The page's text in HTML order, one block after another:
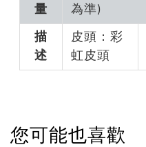
量
為準)
描
述
皮頭： 彩
虹皮頭
您可能也喜歡